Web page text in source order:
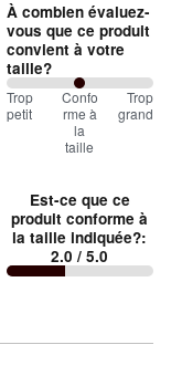
À combien évaluez-
vous que ce produit
convient à votre
taille?
100
between
and
Conforme
à
Trop
petit
Confo
rme à
la
taille
Trop
grand
Est-ce que ce
produit conforme à
la taille indiquée?:
2.0 / 5.0